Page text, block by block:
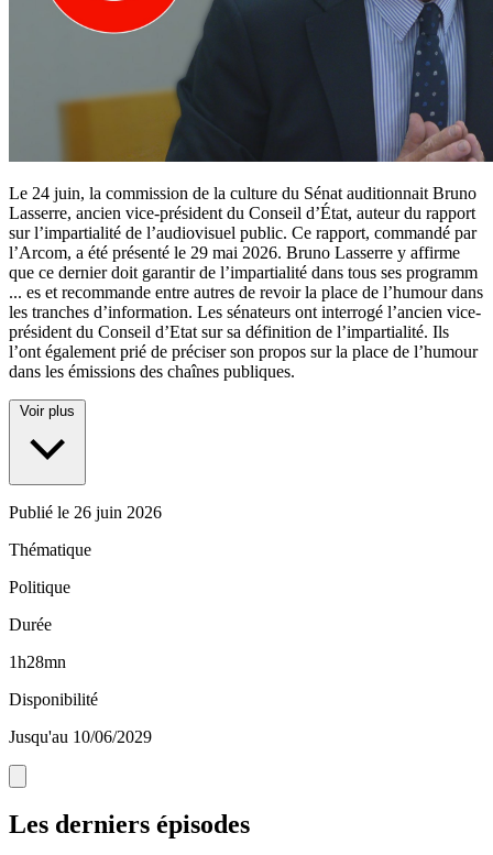
Le 24 juin, la commission de la culture du Sénat auditionnait Bruno
Lasserre, ancien vice-président du Conseil d’État, auteur du rapport
sur l’impartialité de l’audiovisuel public. Ce rapport, commandé par
l’Arcom, a été présenté le 29 mai 2026. Bruno Lasserre y affirme
que ce dernier doit garantir de l’impartialité dans tous ses programm
... es et recommande entre autres de revoir la place de l’humour dans
les tranches d’information. Les sénateurs ont interrogé l’ancien vice-
président du Conseil d’Etat sur sa définition de l’impartialité. Ils
l’ont également prié de préciser son propos sur la place de l’humour
dans les émissions des chaînes publiques.
Voir plus
Publié le 26 juin 2026
Thématique
Politique
Durée
1h28mn
Disponibilité
Jusqu'au 10/06/2029
Les derniers épisodes